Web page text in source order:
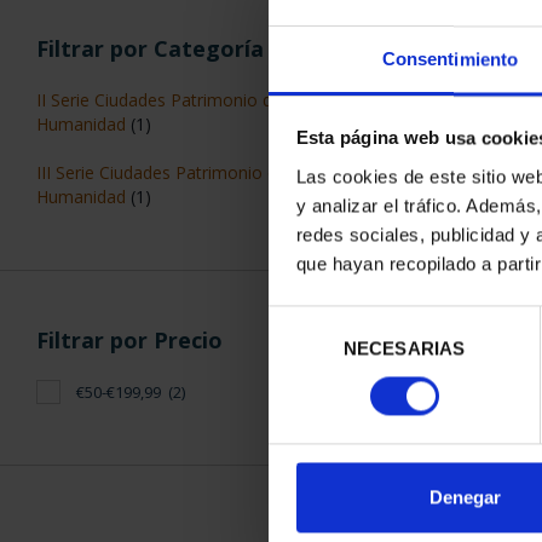
Consentimiento
Esta página web usa
Las cookies de este sitio
y analizar el tráfico.
redes sociales, publicidad y
que hayan recopilado a
consentimiento
NECESARIAS
Denegar
Filtrar por Categoría
II Serie Ciudades Patrimonio de la
Humanidad (1)
III Serie Ciudades Patrimonio de la
Humanidad (1)
Filtrar por Precio
€50-€199,99 (2)
CIUDADES
ORDENAR POR: